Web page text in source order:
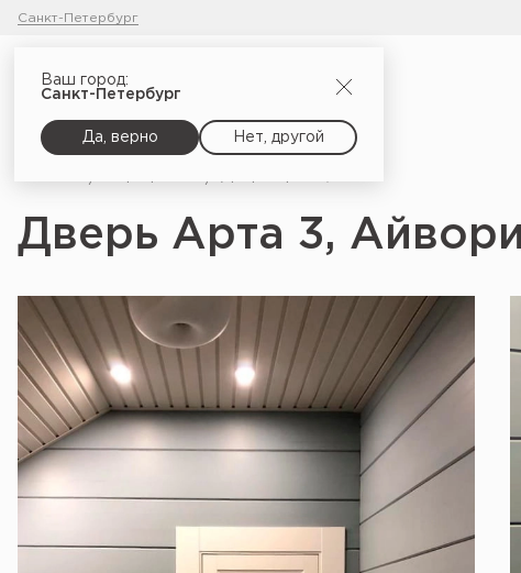
Санкт-Петербург
Ваш город:
Санкт-Петербург
Да, верно Нет, другой
Дверь Арта 3,